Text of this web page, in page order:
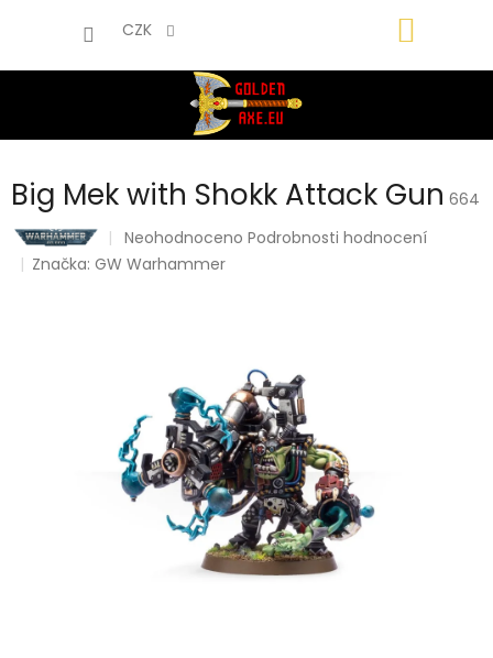
CZK
Big Mek with Shokk Attack Gun 664
Průměrné
hodnocení
hvězdiček.
Neohodnoceno Podrobnosti hodnocení
Značka:GW Warhammer